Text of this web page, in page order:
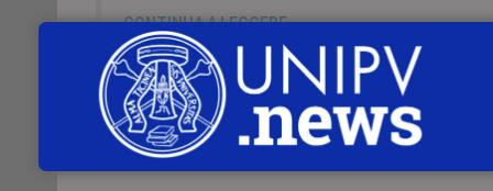
CONTINUA A LEGGERE
Servizio Comunicazione